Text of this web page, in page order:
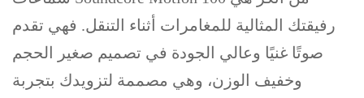
رفيقتك المثالية للمغامرات أثناء التنقل. فهي تقدم
صوتًا غنيًا وعالي الجودة في تصميم صغير الحجم
وخفيف الوزن، وهي مصممة لتزويدك بتجربة